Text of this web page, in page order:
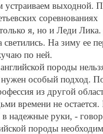
выходной.
соревнованиях
я, но и Леди
светились. На зиму ее
по ней.
породы
особый подход.
из другой
времени не
надежные руки, -
породы